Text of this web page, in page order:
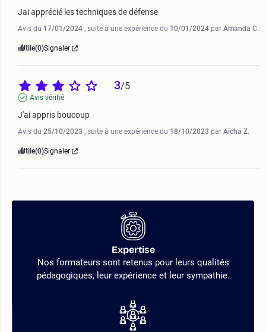
Jai apprécié les techniques de défense
Avis du 17/01/2024 , suite à une expérience du 10/01/2024 par Amanda C.
Utile(0)Signaler
3/5
Avis vérifié
J'ai appris boucoup
Avis du 25/10/2023 , suite à une expérience du 18/10/2023 par Aïcha Z.
Utile(0)Signaler
Expertise
Nos formateurs sont retenus pour leurs qualités
pédagogiques, leur expérience et leur sympathie.